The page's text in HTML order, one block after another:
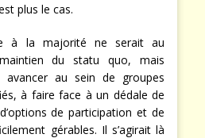
plus le cas.
à la majorité ne serait au
du statu quo, mais
au sein de groupes
à faire face à un dédale de
de participation et de
gérables. Il s’agirait là